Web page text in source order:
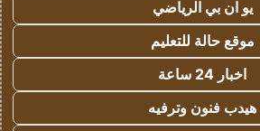
يو ان بي الرياضي
موقع حالة للتعليم
اخبار 24 ساعة
هيدب فنون وترفيه